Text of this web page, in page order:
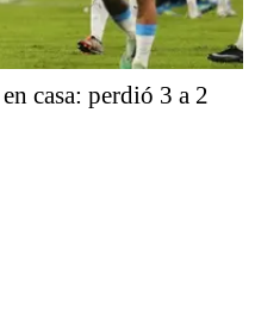
casa: perdió 3 a 2